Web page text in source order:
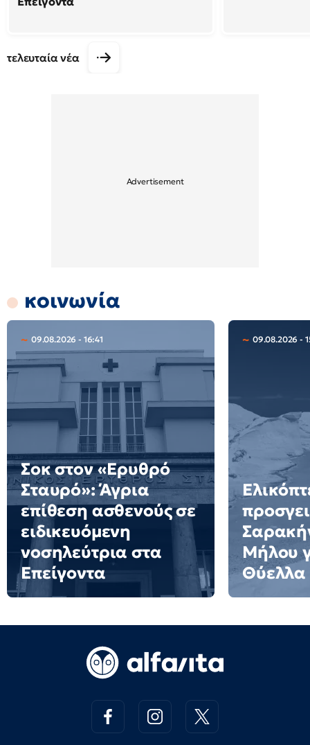
τελευταία νέα
κοινωνία
09.08.2026 - 16:41
Σοκ στον «Ερυθρό
Σταυρό»: Άγρια
επίθεση ασθενούς σε
ειδικευόμενη
νοσηλεύτρια στα
Επείγοντα
09.08.2026 -
Μήλου
Θύελλα